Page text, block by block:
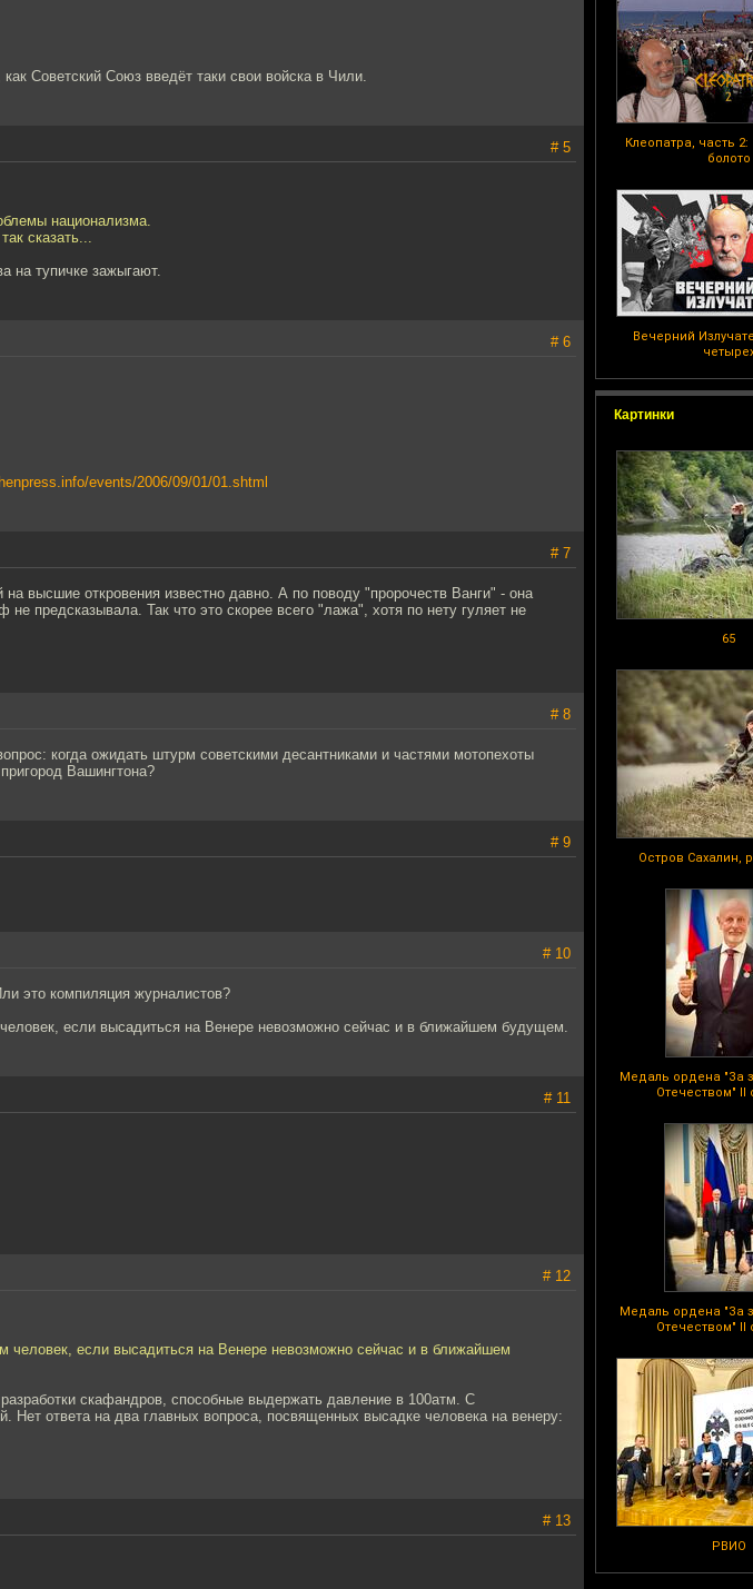
Клеопатра, часть
болото
Вечерний
Картинки
65
Остров Сахалин,
Медаль ордена "За
Отечеством" II
Медаль ордена "За
Отечеством" II
РВИО
Советский Союз введёт таки свои войска в Чили.
# 5
национализма.
сказать...
на тупичке зажыгают.
# 6
events/2006/09/01/01.shtml
# 7
высшие откровения известно давно. А по поводу "пророчеств Ванги" - она
не предсказывала. Так что это скорее всего "лажа", хотя по нету гуляет не
# 8
когда ожидать штурм советскими десантниками и частями мотопехоты
Вашингтона?
# 9
# 10
это компиляция журналистов?
если высадиться на Венере невозможно сейчас и в ближайшем будущем.
# 11
# 12
человек, если высадиться на Венере невозможно сейчас и в ближайшем
скафандров, способные выдержать давление в 100атм. С
Нет ответа на два главных вопроса, посвященных высадке человека на венеру:
# 13